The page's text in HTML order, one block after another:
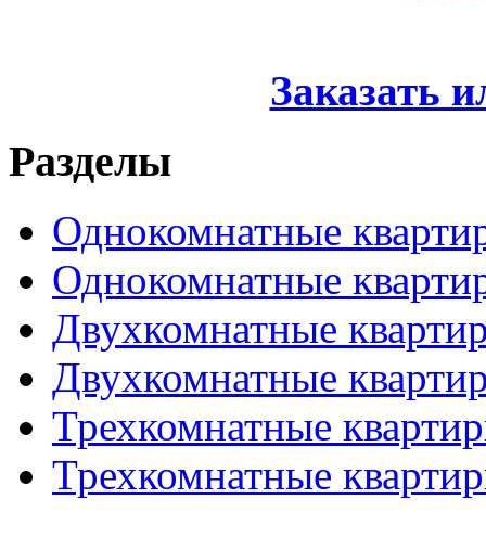
Заказать
Разделы
Однокомнатные
Однокомнатные
Двухкомнатные
Двухкомнатные
Трехкомнатные
Трехкомнатные